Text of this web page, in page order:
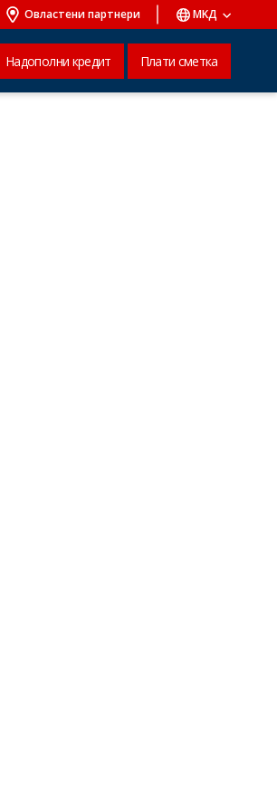
Овластени партнери MKД
Надополни кредит Плати сметка